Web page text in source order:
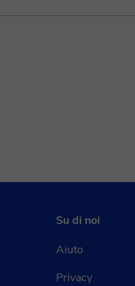
Su di noi
Aiuto
Privacy